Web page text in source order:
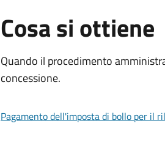
Cosa si ottiene
Quando il procedimento
concessione.
Pagamento dell'imposta di bollo per il